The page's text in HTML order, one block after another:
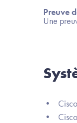
Preuve
Une
• Cisco
• Cisco